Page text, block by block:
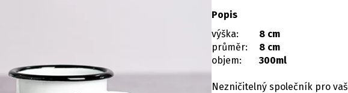
Popis
výška:
8 cm
průměr:
8 cm
objem:
300ml
Nezničitelný společník pro